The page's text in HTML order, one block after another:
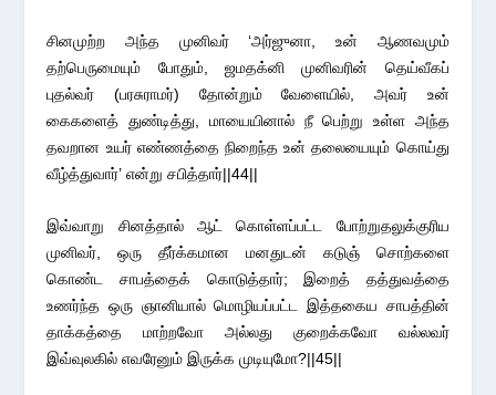
சினமுற்ற அந்த முனிவர் ‘அர்ஜுனா, உன் ஆணவமும்
தற்பெருமையும் போதும், ஜமதக்னி முனிவரின் தெய்வீகப்
புதல்வர் (பரசுராமர்) தோன்றும் வேளையில், அவர் உன்
கைகளைத் துண்டித்து, மாயையினால் நீ பெற்று உள்ள அந்த
தவறான உயர் எண்ணத்தை நிறைந்த உன் தலையையும் கொய்து
வீழ்த்துவார்’ என்று சபித்தார்||44||
இவ்வாறு சினத்தால் ஆட் கொள்ளப்பட்ட போற்றுதலுக்குரிய
முனிவர், ஒரு தீர்க்கமான மனதுடன் கடுஞ் சொற்களை
கொண்ட சாபத்தைக் கொடுத்தார்; இறைத் தத்துவத்தை
உணர்ந்த ஒரு ஞானியால் மொழியப்பட்ட இத்தகைய சாபத்தின்
தாக்கத்தை மாற்றவோ அல்லது குறைக்கவோ வல்லவர்
இவ்வுலகில் எவரேனும் இருக்க முடியுமோ?||45||